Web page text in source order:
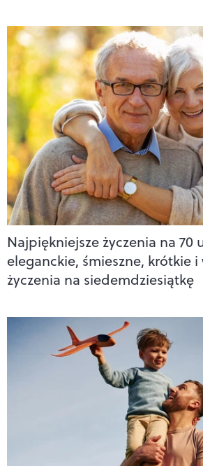
Najpiękniejsze życzenia na 70
eleganckie, śmieszne, krótkie i
życzenia na siedemdziesiątkę